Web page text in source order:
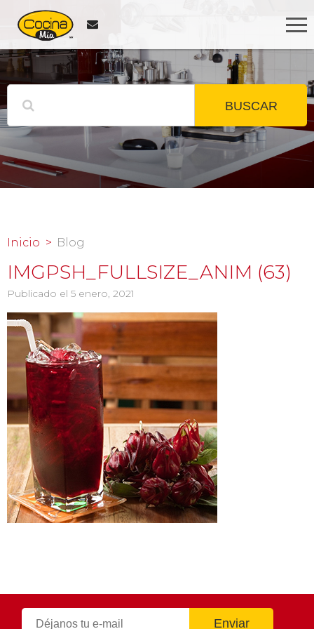
BUSCAR
Inicio Blog
IMGPSH_FULLSIZE_ANIM (63)
Publicado el 5 enero, 2021